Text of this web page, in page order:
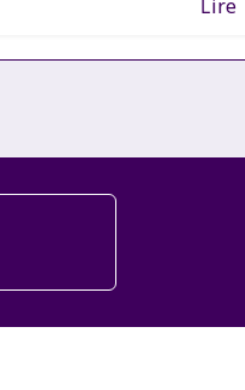
Lire